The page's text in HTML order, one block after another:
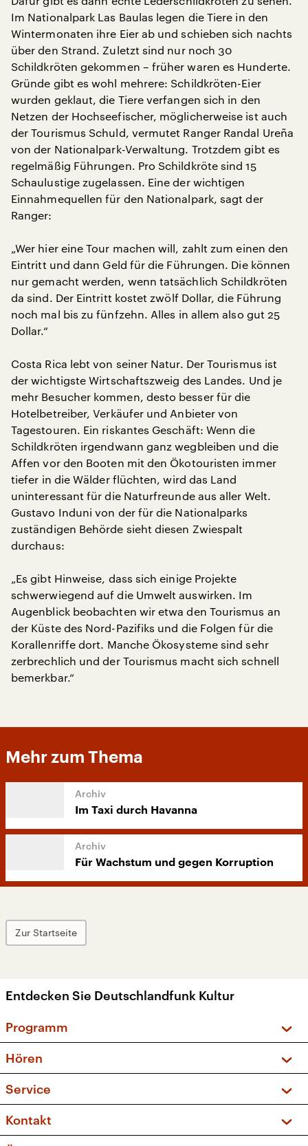
Im Nationalpark Las Baulas legen die Tiere in den
Wintermonaten ihre Eier ab und schieben sich nachts
über den Strand. Zuletzt sind nur noch 30
Schildkröten gekommen – früher waren es Hunderte.
Gründe gibt es wohl mehrere: Schildkröten-Eier
wurden geklaut, die Tiere verfangen sich in den
Netzen der Hochseefischer, möglicherweise ist auch
der Tourismus Schuld, vermutet Ranger Randal Ureña
von der Nationalpark-Verwaltung. Trotzdem gibt es
regelmäßig Führungen. Pro Schildkröte sind 15
Schaulustige zugelassen. Eine der wichtigen
Einnahmequellen für den Nationalpark, sagt der
Ranger:
„Wer hier eine Tour machen will, zahlt zum einen den
Eintritt und dann Geld für die Führungen. Die können
nur gemacht werden, wenn tatsächlich Schildkröten
da sind. Der Eintritt kostet zwölf Dollar, die Führung
noch mal bis zu fünfzehn. Alles in allem also gut 25
Dollar.“
Costa Rica lebt von seiner Natur. Der Tourismus ist
der wichtigste Wirtschaftszweig des Landes. Und je
mehr Besucher kommen, desto besser für die
Hotelbetreiber, Verkäufer und Anbieter von
Tagestouren. Ein riskantes Geschäft: Wenn die
Schildkröten irgendwann ganz wegbleiben und die
Affen vor den Booten mit den Ökotouristen immer
tiefer in die Wälder flüchten, wird das Land
uninteressant für die Naturfreunde aus aller Welt.
Gustavo Induni von der für die Nationalparks
zuständigen Behörde sieht diesen Zwiespalt
durchaus:
„Es gibt Hinweise, dass sich einige Projekte
schwerwiegend auf die Umwelt auswirken. Im
Augenblick beobachten wir etwa den Tourismus an
der Küste des Nord-Pazifiks und die Folgen für die
Korallenriffe dort. Manche Ökosysteme sind sehr
zerbrechlich und der Tourismus macht sich schnell
bemerkbar.“
Mehr zum Thema
Im Taxi durch Havanna
Für Wachstum und gegen Korruption
Zur Startseite
Entdecken Sie Deutschlandfunk Kultur
Programm
Sendungen und Podcasts
Musikliste
Kakadu – Das Kinderprogramm
Hören
Frequenzen (UKW + DAB+)
Service
FAQ
Apps
Kontakt